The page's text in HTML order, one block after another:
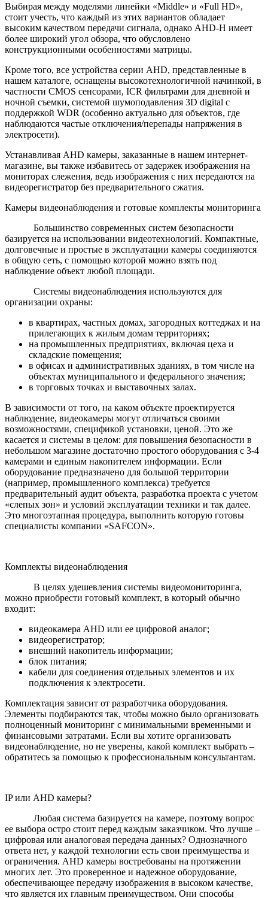
Выбирая между моделями линейки «Middle» и «Full HD»,
стоит учесть, что каждый из этих вариантов обладает
высоким качеством передачи сигнала, однако AHD-H имеет
более широкий угол обзора, что обусловлено
конструкционными особенностями матрицы.
Кроме того, все устройства серии AHD, представленные в
нашем каталоге, оснащены высокотехнологичной начинкой, в
частности CMOS сенсорами, ICR фильтрами для дневной и
ночной съемки, системой шумоподавления 3D digital с
поддержкой WDR (особенно актуально для объектов, где
наблюдаются частые отключения/перепады напряжения в
электросети).
Устанавливая AHD камеры, заказанные в нашем интернет-
магазине, вы также избавитесь от задержек изображения на
мониторах слежения, ведь изображения с них передаются на
видеорегистратор без предварительного сжатия.
Камеры видеонаблюдения и готовые комплекты мониторинга
Большинство современных систем безопасности
базируется на использовании видеотехнологий. Компактные,
долговечные и простые в эксплуатации камеры соединяются
в общую сеть, с помощью которой можно взять под
наблюдение объект любой площади.
Системы видеонаблюдения используются для
организации охраны:
в квартирах, частных домах, загородных коттеджах и на
прилегающих к жилым домам территориях;
на промышленных предприятиях, включая цеха и
складские помещения;
в офисах и административных зданиях, в том числе на
объектах муниципального и федерального значения;
в торговых точках и выставочных залах.
В зависимости от того, на каком объекте проектируется
наблюдение, видеокамеры могут отличаться своими
возможностями, спецификой установки, ценой. Это же
касается и системы в целом: для повышения безопасности в
небольшом магазине достаточно простого оборудования с 3-4
камерами и единым накопителем информации. Если
оборудование предназначено для большой территории
(например, промышленного комплекса) требуется
предварительный аудит объекта, разработка проекта с учетом
«слепых зон» и условий эксплуатации техники и так далее.
Это многоэтапная процедура, выполнить которую готовы
специалисты компании «SAFCON».
Комплекты видеонаблюдения
В целях удешевления системы видеомониторинга,
можно приобрести готовый комплект, в который обычно
входит:
видеокамера AHD или ее цифровой аналог;
видеорегистратор;
внешний накопитель информации;
блок питания;
кабели для соединения отдельных элементов и их
подключения к электросети.
Комплектация зависит от разработчика оборудования.
Элементы подбираются так, чтобы можно было организовать
полноценный мониторинг с минимальными временными и
финансовыми затратами. Если вы хотите организовать
видеонаблюдение, но не уверены, какой комплект выбрать –
обратитесь за помощью к профессиональным консультантам.
IP или AHD камеры?
Любая система базируется на камере, поэтому вопрос
ее выбора остро стоит перед каждым заказчиком. Что лучше –
цифровая или аналоговая передача данных? Однозначного
ответа нет, у каждой технологии есть свои преимущества и
ограничения. AHD камеры востребованы на протяжении
многих лет. Это проверенное и надежное оборудование,
обеспечивающее передачу изображения в высоком качестве,
что является их главным преимуществом. Они способы